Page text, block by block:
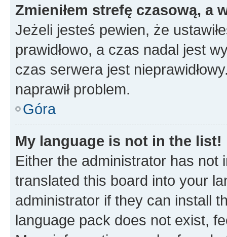
Zmieniłem strefę czasową, a
Jeżeli jesteś pewien, że
prawidłowo, a czas nadal jest
czas serwera jest
naprawił problem.
Góra
My language is not in the list!
Either the administrator has not
translated this board into your
administrator if they can install
language pack does not exist,